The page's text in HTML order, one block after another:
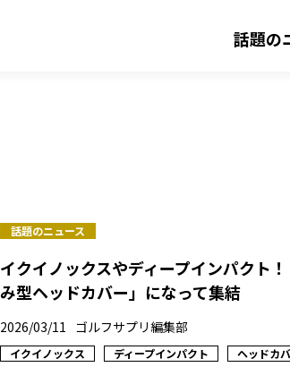
話題の
話題のニュース
イクイノックスやディープインパクト
み型ヘッドカバー」になって集結
2026/03/11 ゴルフサプリ編集部
イクイノックス ディープインパクト ヘッドカ